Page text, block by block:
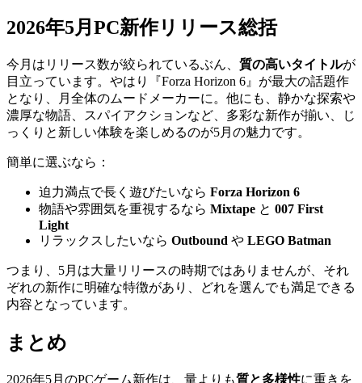
2026年5月PC新作リリース総括
今月はリリース数が絞られているぶん、 質の高いタイトルが
目立っています。やはり『Forza Horizon 6』が最大の話題作
となり、月全体のムードメーカーに。他にも、静かな探索や
濃厚な物語、スパイアクションなど、多彩な新作が揃い、じ
っくりと新しい体験を楽しめるのが5月の魅力です。
簡単に選ぶなら：
迫力満点で長く遊びたいなら Forza Horizon 6
物語や雰囲気を重視するなら Mixtape と 007 First
Light
リラックスしたいなら Outbound や LEGO Batman
つまり、5月は大量リリースの時期ではありませんが、それ
ぞれの新作に明確な特徴があり、どれを選んでも満足できる
内容となっています。
まとめ
2026年5月のPCゲーム新作は、量よりも質と多様性に重きを